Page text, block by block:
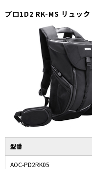
プロ1D2 RK-MS リュック
型番
AOC-PD2RK05